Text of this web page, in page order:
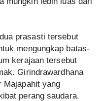
prasasti tersebut
mengungkap batas-
kerajaan tersebut
Girindrawardhana
Majapahit yang
perang saudara.